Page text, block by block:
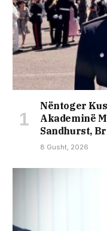
Nëntoger
Akademinë
Sandhurst,
8 Gusht, 2026